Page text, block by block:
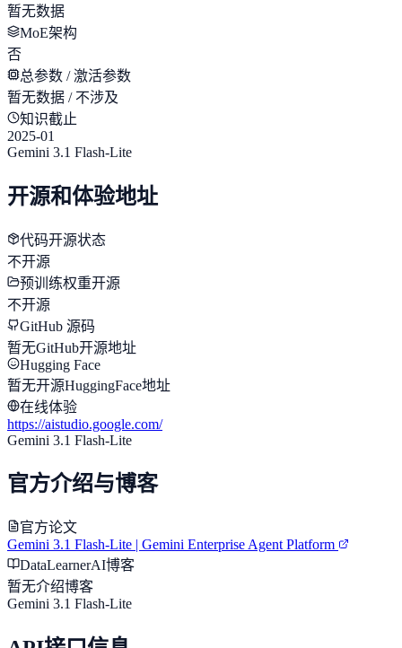
暂无数据
MoE架构
否
总参数 / 激活参数
暂无数据 / 不涉及
知识截止
2025-01
Gemini 3.1 Flash-Lite
开源和体验地址
代码开源状态
不开源
预训练权重开源
不开源
GitHub 源码
暂无GitHub开源地址
Hugging Face
暂无开源HuggingFace地址
在线体验
https://aistudio.google.com/
Gemini 3.1 Flash-Lite
官方介绍与博客
官方论文
Gemini 3.1 Flash-Lite | Gemini Enterprise Agent Platform
DataLearnerAI博客
暂无介绍博客
Gemini 3.1 Flash-Lite